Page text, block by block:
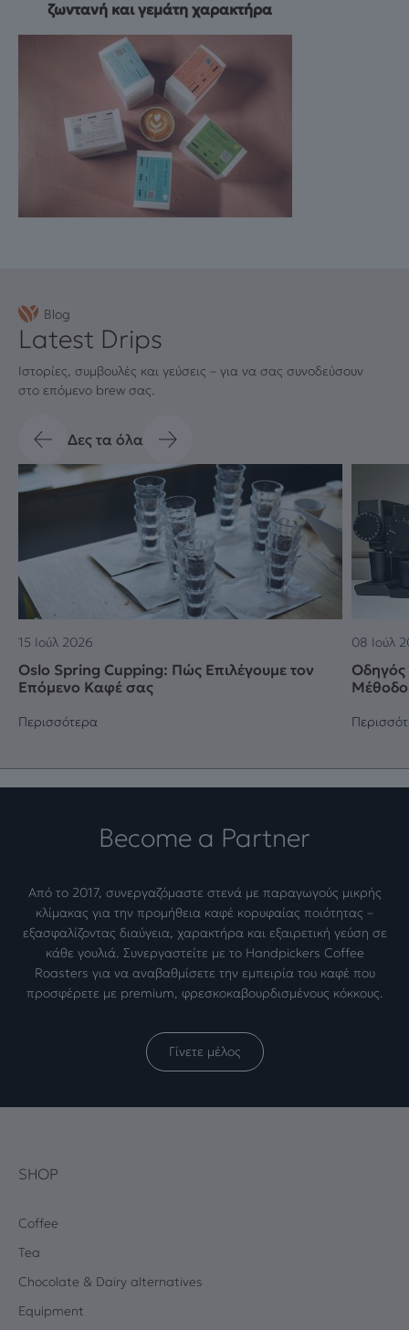
ζωντανή και γεμάτη χαρακτήρα
Blog
Latest Drips
Ιστορίες, συμβουλές και γεύσεις – για να σας συνοδεύσουν
στο επόμενο brew σας.
Δες τα όλα
15 Ιούλ 2026
Oslo Spring Cupping: Πώς Επιλέγουμε τον
Επόμενο Καφέ σας
Περισσότερα
08 Ιούλ
Οδηγός
Μέθοδο
Become a Partner
Από το 2017, συνεργαζόμαστε στενά με παραγωγούς μικρής
κλίμακας για την προμήθεια καφέ κορυφαίας ποιότητας –
εξασφαλίζοντας διαύγεια, χαρακτήρα και εξαιρετική γεύση σε
κάθε γουλιά. Συνεργαστείτε με το Handpickers Coffee
Roasters για να αναβαθμίσετε την εμπειρία του καφέ που
προσφέρετε με premium, φρεσκοκαβουρδισμένους κόκκους.
Γίνετε μέλος
SHOP
Coffee
Tea
Chocolate & Dairy alternatives
Equipment